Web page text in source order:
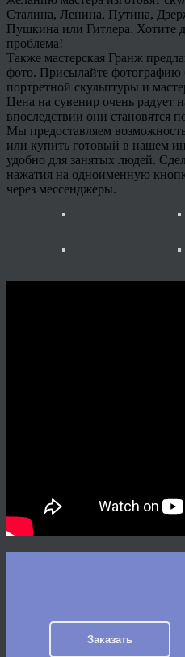
Сталина, Ленина, Путина,
Пушкина или Гитлера. Хотите
проблема!
Также мастерская Гранж
фото. Присылайте фотографию
портретной скульптуры и
Цена на сувенир очень радует
впоследствии они становятся
Мы предоставляем
или купить готовый в нашем
удобно для занятых людей.
нажатия на одноименную
через мессенджеры.
Заказать